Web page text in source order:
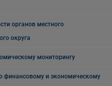
органов местного
округа
мониторингу
финансовому и экономическому